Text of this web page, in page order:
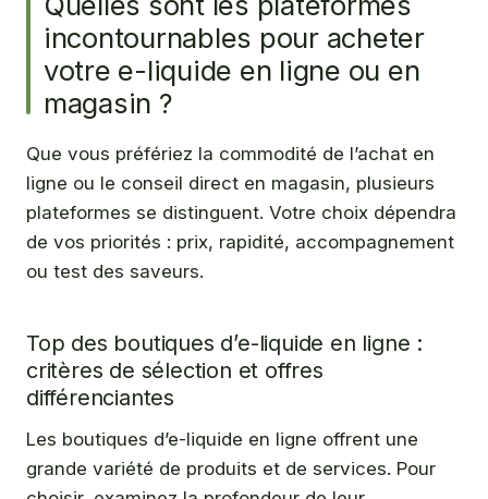
incontournables pour acheter
votre e-liquide en ligne ou en
magasin ?
Que vous préfériez la commodité de l’achat en
ligne ou le conseil direct en magasin, plusieurs
plateformes se distinguent. Votre choix dépendra
de vos priorités : prix, rapidité, accompagnement
ou test des saveurs.
Top des boutiques d’e-liquide en ligne :
critères de sélection et offres
différenciantes
Les boutiques d’e-liquide en ligne offrent une
grande variété de produits et de services. Pour